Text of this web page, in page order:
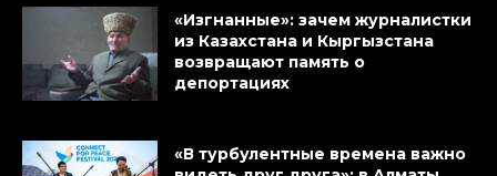
«Изгнанные»: зачем журналистки
из Казахстана и Кыргызстана
возвращают память о
депортациях
«В турбулентные времена важно